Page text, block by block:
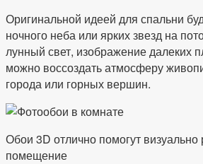
Оригинальной идеей для спальни
ночного неба или ярких звезд на
лунный свет, изображение далеких
можно воссоздать атмосферу
города или горных вершин.
Обои 3D отлично помогут
помещение